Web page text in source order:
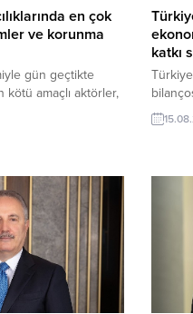
en çok
ve korunma
gün geçtikte
kötü amaçlı aktörler,
çevrimiçi
haline geldi.
katkı
yılının